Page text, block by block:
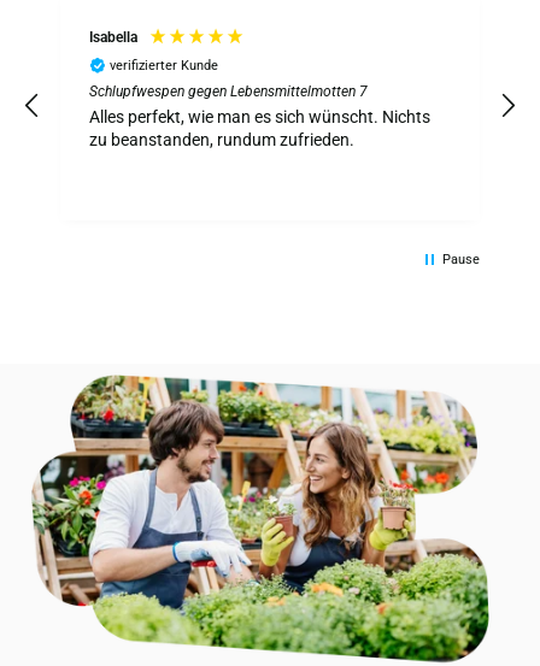
Isabella
verifizierter Kunde
Schlupfwespen gegen Lebensmittelmotten 7
Alles perfekt, wie man es sich wünscht. Nichts
zu beanstanden, rundum zufrieden.
Pause